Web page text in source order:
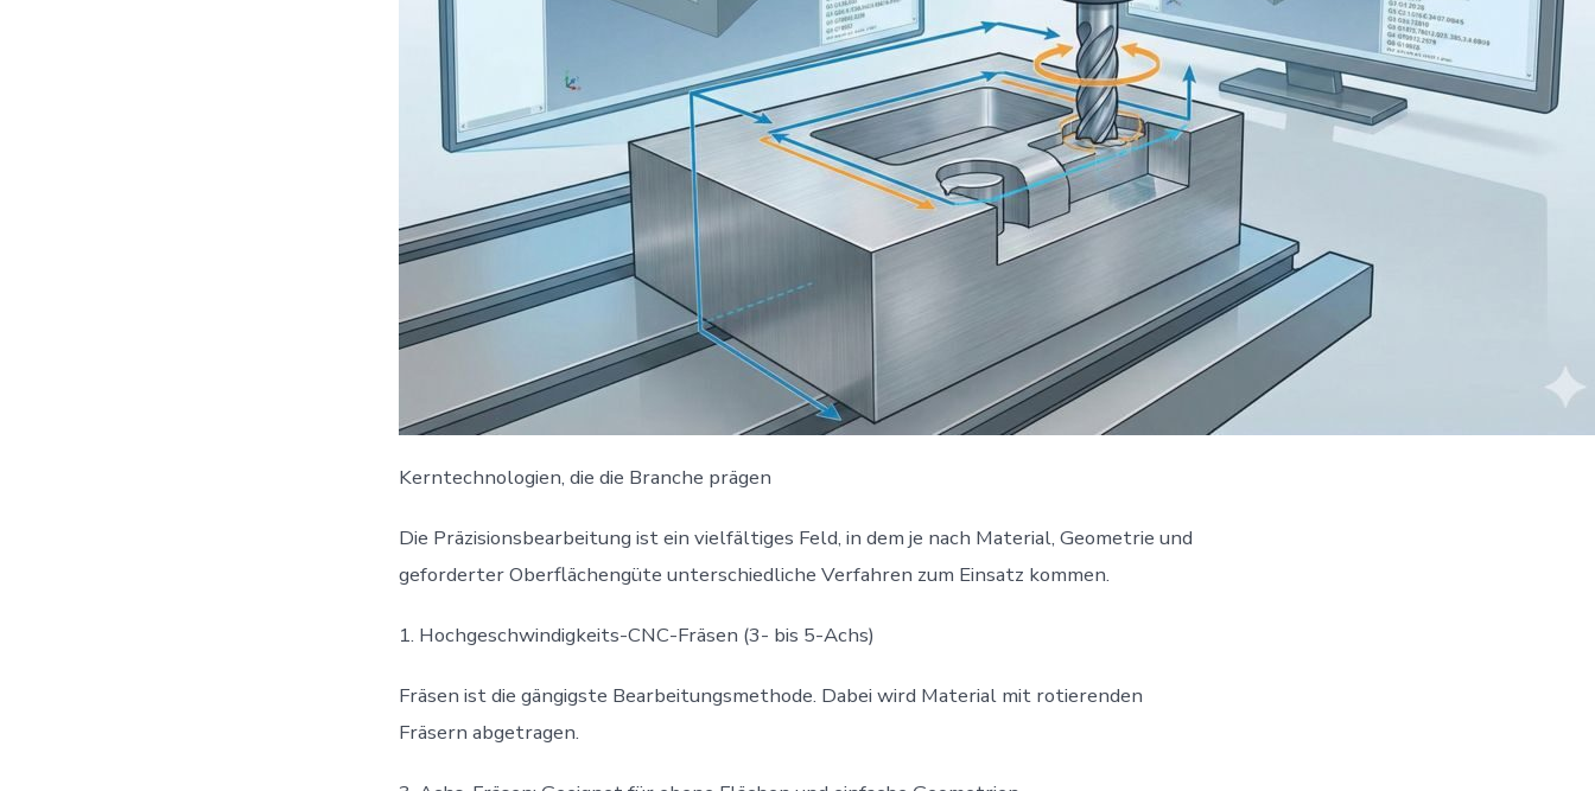
Kerntechnologien, die die Branche prägen
Die Präzisionsbearbeitung ist ein vielfältiges Feld, in dem je nach Material, Geometrie und
geforderter Oberflächengüte unterschiedliche Verfahren zum Einsatz kommen.
1. Hochgeschwindigkeits-CNC-Fräsen (3- bis 5-Achs)
Fräsen ist die gängigste Bearbeitungsmethode. Dabei wird Material mit rotierenden
Fräsern abgetragen.